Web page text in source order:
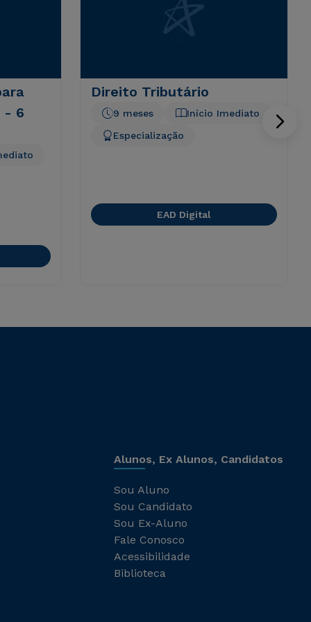
- 6
Direito Tributário
Início Imediato
9 meses
Especialização
EAD Digital
Alunos, Ex Alunos, Candidatos
Sou Aluno
Sou Candidato
Sou Ex-Aluno
Fale Conosco
Acessibilidade
Biblioteca